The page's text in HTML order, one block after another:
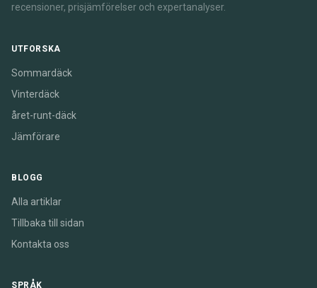
recensioner, prisjämförelser och expertanalyser.
UTFORSKA
Sommardäck
Vinterdäck
året-runt-däck
Jämförare
BLOGG
Alla artiklar
Tillbaka till sidan
Kontakta oss
SPRÅK